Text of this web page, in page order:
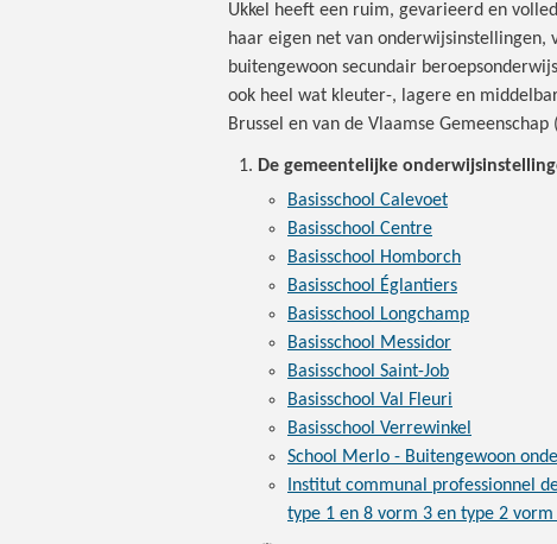
Ukkel heeft een ruim, gevarieerd en
haar eigen net van
buitengewoon secundair
ook heel wat kleuter-, lagere en
Brussel en van de Vlaamse
De gemeentelijke
Basisschool Calevoet
Basisschool Centre
Basisschool Homborch
Basisschool Églantiers
Basisschool Longchamp
Basisschool Messidor
Basisschool Saint-Job
Basisschool Val Fleuri
Basisschool Verrewinkel
School Merlo - Buitengewoon
Institut communal professionnel
type 1 en 8 vorm 3 en type 2 vorm